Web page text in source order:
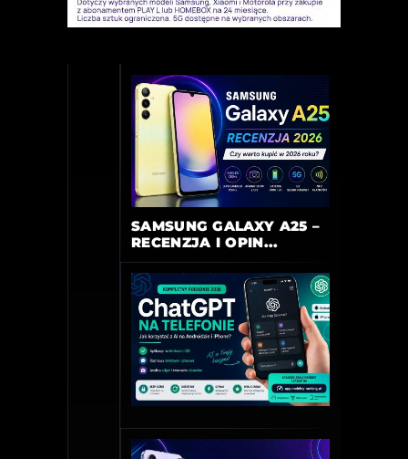
SAMSUNG GALAXY A25 –
RECENZJA I OPIN...